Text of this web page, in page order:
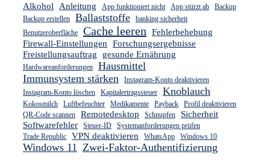
Alkohol Anleitung App funktioniert nicht App stürzt ab
Backup
Backup erstellen
Ballaststoffe
banking sicherheit
Benutzeroberfläche
Cache leeren Fehlerbehebung
Firewall-Einstellungen Forschungsergebnisse
Freistellungsauftrag
gesunde Ernährung
Hardwareanforderungen
Hausmittel
Immunsystem stärken
Instagram-Konto deaktivieren
Instagram-Konto löschen
Kapitalertragssteuer Knoblauch
Kokosmilch Luftbefeuchter Medikamente Payback
Profil deaktivieren
QR-Code scannen
Remotedesktop Schnupfen
Sicherheit
Softwarefehler
Steuer-ID
Systemanforderungen prüfen
Trade Republic
VPN deaktivieren WhatsApp Windows 10
Windows 11 Zwei-Faktor-Authentifizierung